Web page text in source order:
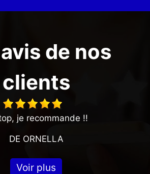
de nos
clients
je recommande !!
DE ORNELLA
Voir plus